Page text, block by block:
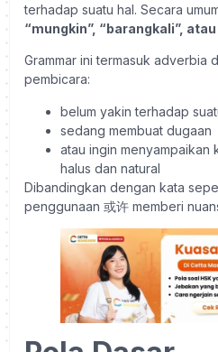
terhadap suatu hal. Secara
“mungkin”, “barangkali”,
Grammar ini termasuk adverbia
pembicara:
belum yakin terhadap
sedang membuat dugaan
atau ingin menyampaikan
halus dan natural
Dibandingkan dengan kata
penggunaan 或许 memberi